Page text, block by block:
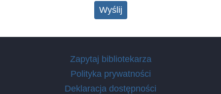
Zapytaj bibliotekarza
Polityka prywatności
Deklaracja dostępności